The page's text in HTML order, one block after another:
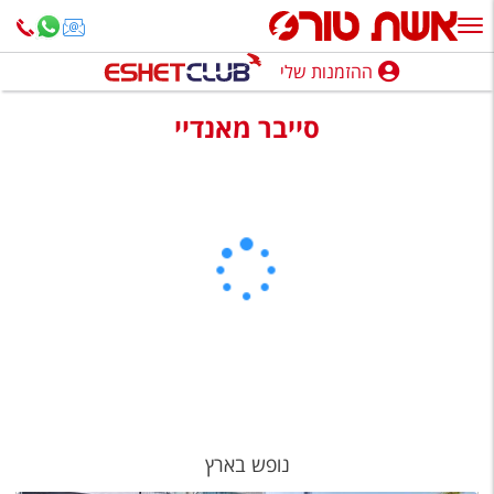
ההזמנות שליההזמנות שלי
סייבר מאנדיי
נופש בארץ